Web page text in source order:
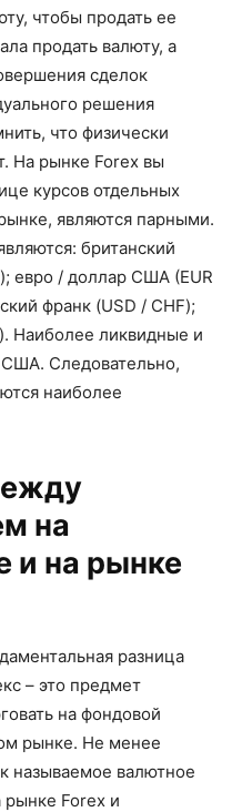
чтобы продать ее
продать валюту, а
сделок
решения
что физически
На рынке Forex вы
курсов отдельных
являются парными.
британский
евро / доллар США (EUR
франк (USD / CHF);
Наиболее ликвидные и
Следовательно,
наиболее
на
и на рынке
разница
– это предмет
на фондовой
рынке. Не менее
называемое валютное
рынке Forex и